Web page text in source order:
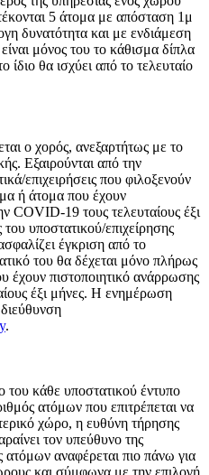
5 άτομα με απόσταση 1μ
δυνατότητα και με ενδιάμεση
μόνος του το κάθισμα δίπλα
θα ισχύει από το τελευταίο
ο χορός, ανεξαρτήτως με το
Εξαιρούνται από την
επιχειρήσεις που φιλοξενούν
ή άτομα που έχουν
COVID-19 τους τελευταίους έξι
του υποστατικού/επιχείρησης
έγκριση από το
του θα δέχεται μόνο πλήρως
έχουν πιστοποιητικό ανάρρωσης
έξι μήνες. Η ενημέρωση
.
του κάθε υποστατικού έντυπο
ατόμων που επιτρέπεται να
χώρο, η ευθύνη τήρησης
τον υπεύθυνο της
ατόμων αναφέρεται πιο πάνω για
και σύμφωνα με την επιλογή